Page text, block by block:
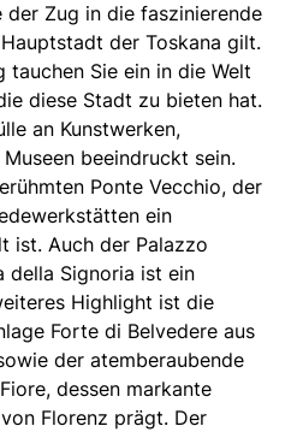
Zug in die faszinierende
der Toskana gilt.
tauchen Sie ein in die Welt
diese Stadt zu bieten hat.
an Kunstwerken,
beeindruckt sein.
Ponte Vecchio, der
ein
ist. Auch der Palazzo
della Signoria ist ein
Highlight ist die
Forte di Belvedere aus
der atemberaubende
dessen markante
Florenz prägt. Der